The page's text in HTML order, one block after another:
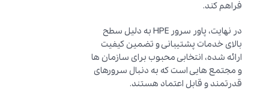
فراهم کند.
در نهایت، پاور سرور HPE به دلیل سطح
بالای خدمات پشتیبانی و تضمین کیفیت
ارائه شده، انتخابی محبوب برای سازمان ها
و مجتمع هایی است که به دنبال سرورهای
قدرتمند و قابل اعتماد هستند.